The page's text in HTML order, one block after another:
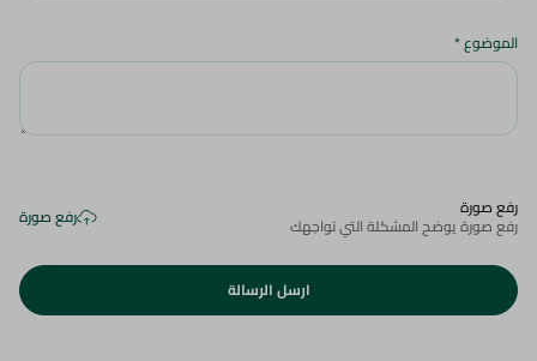
الموضوع*
رفع صورة
رفع صورة يوضح المشكلة التي تواجهك رفع صورة
ارسل الرسالة